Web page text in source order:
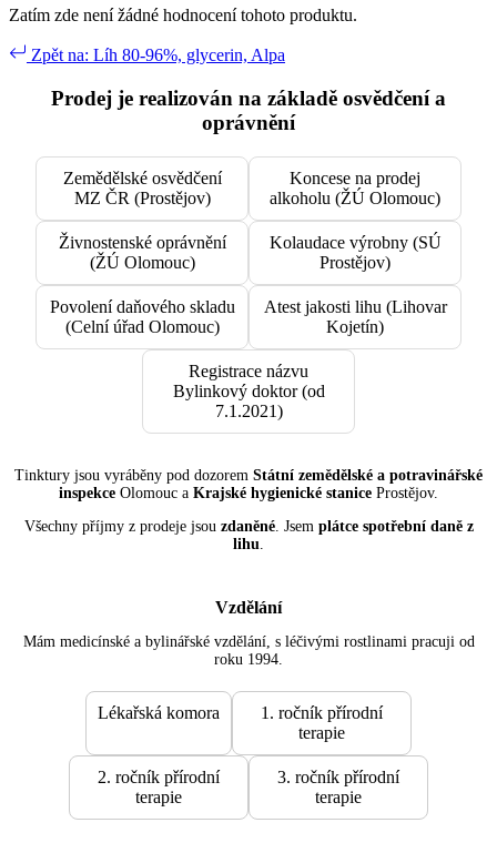
Zatím zde není žádné hodnocení tohoto produktu.
Zpět na: Líh 80-96%, glycerin, Alpa
Prodej je realizován na základě osvědčení a
oprávnění
Zemědělské osvědčení
MZ ČR (Prostějov)
Koncese na prodej
alkoholu (ŽÚ Olomouc)
Živnostenské oprávnění
(ŽÚ Olomouc)
Kolaudace výrobny (SÚ
Prostějov)
Povolení daňového skladu
(Celní úřad Olomouc)
Atest jakosti lihu (Lihovar
Kojetín)
Registrace názvu
Bylinkový doktor (od
7.1.2021)
Tinktury jsou vyráběny pod dozorem Státní zemědělské a potravinářské
inspekce Olomouc a Krajské hygienické stanice Prostějov.
Všechny příjmy z prodeje jsou zdaněné. Jsem plátce spotřební daně z
lihu
Vzdělání
Mám medicínské a bylinářské vzdělání, s léčivými rostlinami pracuji od
roku 1994.
Lékařská komora
1. ročník přírodní
terapie
2. ročník přírodní
terapie
3. ročník přírodní
terapie